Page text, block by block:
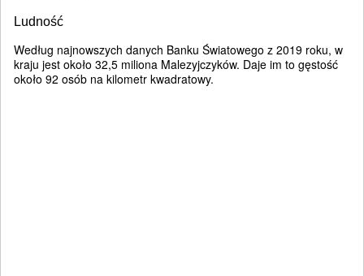
Ludność
Według najnowszych danych Banku Światowego z 2019 roku, w
kraju jest około 32,5 miliona Malezyjczyków. Daje im to gęstość
około 92 osób na kilometr kwadratowy.